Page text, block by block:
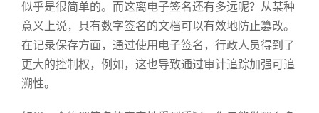
似乎是很简单的。而这离电子签名还有多远呢？从某种
意义上说，具有数字签名的文档可以有效地防止篡改。
在记录保存方面，通过使用电子签名，行政人员得到了
更大的控制权，例如，这也导致通过审计追踪加强可追
溯性。